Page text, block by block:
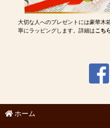
大切な人へのプレゼントには豪華木
寧にラッピングします。詳細はこち
ホーム